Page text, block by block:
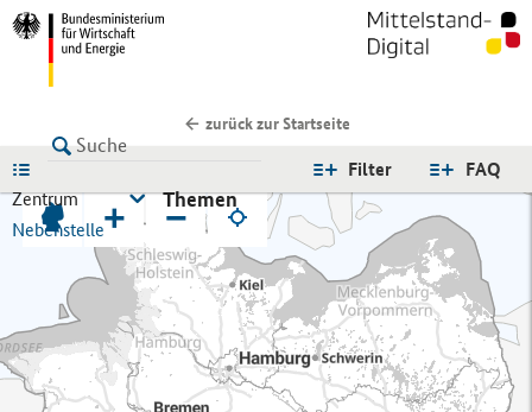
zurück zur Startseite
FAQ
Filter
Zentrum
Nebenstelle
Themen
+ −